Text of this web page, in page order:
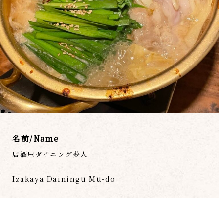
名前/Name
居酒屋ダイニング夢人
Izakaya Dainingu Mu-do